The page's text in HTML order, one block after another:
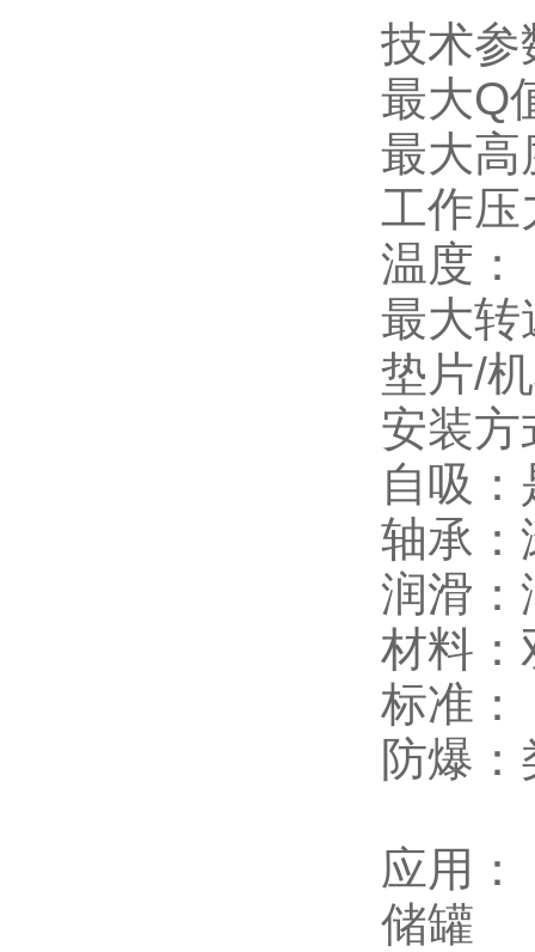
技术参
最大Q
最大高
工作压
温度：
最大转
垫片/
安装方
自吸：
轴承：
润滑：
材料：
标准：
防爆
应用：
储罐